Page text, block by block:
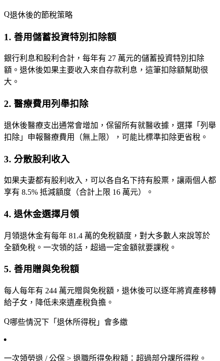
退休後的節稅策略
1. 善用儲蓄投資特別扣除額
銀行利息和股利合計，每年有 27 萬元的儲蓄投資特別扣除
額。退休後如果主要收入來自存款利息，這筆扣除額幫助很
大。
2. 醫療費用列舉扣除
退休後醫療支出通常會增加，保留所有就醫收據，選擇「列舉
扣除」申報醫療費用（無上限），可能比標準扣除更省稅。
3. 分散股利收入
如果夫妻都有股利收入，可以各自名下持有股票，讓兩個人都
享有 8.5% 抵減額度（合計上限 16 萬元）。
4. 退休金選擇月領
月領退休金有每年 81.4 萬的免稅額度，對大多數人來說等於
全額免稅。一次領的話，超過一定金額就要課稅。
5. 善用贈與免稅額
每人每年有 244 萬元贈與免稅額，退休後可以逐年將資產移轉
給子女，降低未來遺產稅負擔。
哪些情況下「退休所得稅」會多繳
一次領勞退 / 公保 > 退職所得免稅額 ：超過部分課所得稅。